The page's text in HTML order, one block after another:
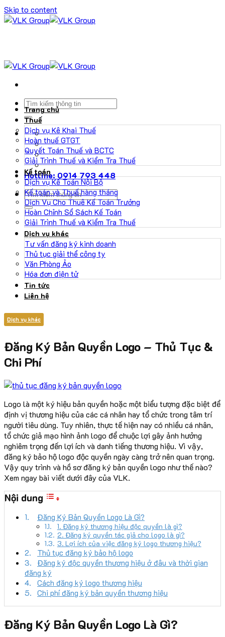
Skip to content
Hotline: 0914 793 448
Trang chủ
Thuế
Dịch vụ Kê Khai Thuế
Hoàn thuế GTGT
Quyết Toán Thuế và BCTC
Giải Trình Thuế và Kiểm Tra Thuế
Kế toán
Dịch vụ Kế Toán Nội Bộ
Kế toán và Thuế hàng tháng
Dịch Vụ Cho Thuê Kế Toán Trưởng
Hoàn Chỉnh Sổ Sách Kế Toán
Giải Trình Thuế và Kiểm Tra Thuế
Dịch vụ khác
Tư vấn đăng ký kinh doanh
Thủ tục giải thể công ty
Văn Phòng Ảo
Hóa đơn điện tử
Tin tức
Liên hệ
Dịch vụ khác
Đăng Ký Bản Quyền Logo – Thủ Tục &
Chi Phí
Logo là một ký hiệu bản quyền hoặc một biểu tượng đặc biệt để
định vị thương hiệu của các cá nhân hay tổ chức trong tâm trí
người tiêu dùng. Tuy nhiên, thực tế hiện nay có nhiều cá nhân,
tổ chức giả mạo hình ảnh logo để chuộc lợi gây ảnh hưởng
nghiêm trọng đến lợi ích và danh tiếng thương hiệu. Vì vậy,
đăng ký bảo hộ logo độc quyền ngày càng trở nên quan trọng.
Vậy quy trình và hồ sơ đăng ký bản quyền logo như thế nào?
Xem ngay bài viết dưới đây của VLK.
Nội dung
Đăng Ký Bản Quyền Logo Là Gì?
1. Đăng ký thương hiệu độc quyền là gì?
2. Đăng ký quyền tác giả cho logo là gì?
3. Lợi ích của việc đăng ký logo thương hiệu?
Thủ tục đăng ký bảo hộ logo
Đăng ký độc quyền thương hiệu ở đâu và thời gian
đăng ký
Cách đăng ký logo thương hiệu
Chi phí đăng ký bản quyền thương hiệu
Đăng Ký Bản Quyền Logo Là Gì?